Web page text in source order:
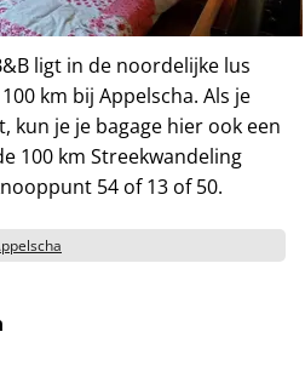
ligt in de noordelijke lus
km bij Appelscha. Als je
kun je je bagage hier ook een
100 km Streekwandeling
54 of 13 of 50.